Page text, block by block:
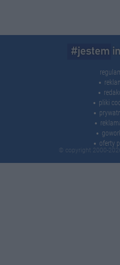
pliki
oferty
© copyright 2000-